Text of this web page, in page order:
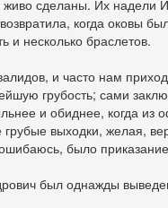
живо сделаны. Их
когда оковы
и несколько браслетов.
и часто нам
грубость; сами
и обиднее, когда
выходки, желая,
было
был однажды